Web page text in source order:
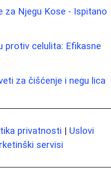
za Njegu Kose - Ispitano
protiv celulita: Efikasne
za čišćenje i negu lica
privatnosti | Uslovi
servisi